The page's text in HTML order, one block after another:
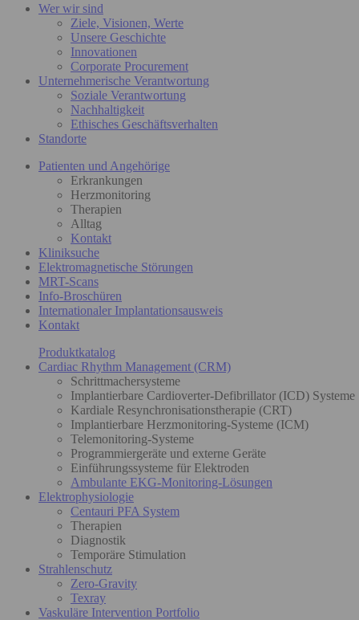
Wer wir sind
Ziele, Visionen, Werte
Unsere Geschichte
Innovationen
Corporate Procurement
Unternehmerische Verantwortung
Soziale Verantwortung
Nachhaltigkeit
Ethisches Geschäftsverhalten
Standorte
Patienten und Angehörige
Erkrankungen
Herzmonitoring
Therapien
Alltag
Kontakt
Kliniksuche
Elektromagnetische Störungen
MRT-Scans
Info-Broschüren
Internationaler Implantationsausweis
Kontakt
Produktkatalog
Cardiac Rhythm Management (CRM)
Schrittmachersysteme
Implantierbare Cardioverter-Defibrillator (ICD) Systeme
Kardiale Resynchronisationstherapie (CRT)
Implantierbare Herzmonitoring-Systeme (ICM)
Telemonitoring-Systeme
Programmiergeräte und externe Geräte
Einführungssysteme für Elektroden
Ambulante EKG-Monitoring-Lösungen
Elektrophysiologie
Centauri PFA System
Therapien
Diagnostik
Temporäre Stimulation
Strahlenschutz
Zero-Gravity
Texray
Vaskuläre Intervention Portfolio